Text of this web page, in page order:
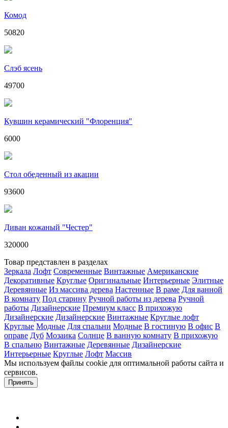
Комод
50820
Слэб ясень
49700
Кувшин керамический "Флоренция"
6000
Стол обеденный из акации
93600
Диван кожаный "Честер"
320000
Товар представлен в разделах
Зеркала Лофт Современные Винтажные Американские
Декоративные Круглые Оригинальные Интерьерные Элитные
Деревянные Из массива дерева Настенные В раме Для ванной
В комнату Под старину Ручной работы из дерева Ручной
работы Дизайнерские Премиум класс В прихожую
Дизайнерские Дизайнерские Винтажные Круглые лофт
Круглые Модные Для спальни Модные В гостиную В офис В
оправе Дуб Мозаика Солнце В ванную комнату В прихожую
В спальню Винтажные Деревянные Дизайнерские
Интерьерные Круглые Лофт Массив
Мы используем файлы cookie для оптимальной работы сайта и
сервисов.
Принять